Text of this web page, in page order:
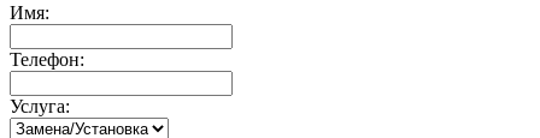
Имя:
Телефон:
Услуга: